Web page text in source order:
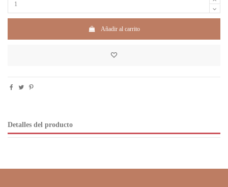
Añadir al carrito
Detalles del producto